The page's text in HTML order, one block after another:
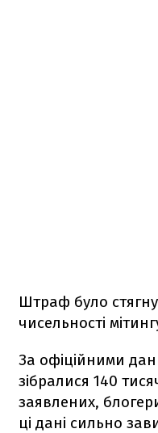
Штраф було
чисельності
За офіційними
зібралися 140
заявлених,
ці дані сильно